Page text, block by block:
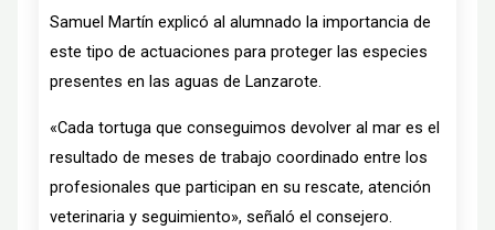
Samuel Martín explicó al alumnado la importancia de
este tipo de actuaciones para proteger las especies
presentes en las aguas de Lanzarote.
«Cada tortuga que conseguimos devolver al mar es el
resultado de meses de trabajo coordinado entre los
profesionales que participan en su rescate, atención
veterinaria y seguimiento», señaló el consejero.